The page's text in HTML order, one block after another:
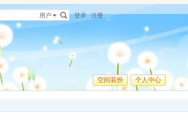
用户 登录 注册
空间装扮 个人中心